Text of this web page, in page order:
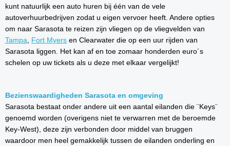
kunt natuurlijk een auto huren bij één van de vele
autoverhuurbedrijven zodat u eigen vervoer heeft. Andere opties
om naar Sarasota te reizen zijn vliegen op de vliegvelden van
Tampa, Fort Myers en Clearwater die op een uur rijden van
Sarasota liggen. Het kan af en toe zomaar honderden euro´s
schelen op uw tickets als u deze met elkaar vergelijkt!
Bezienswaardigheden Sarasota en omgeving
Sarasota bestaat onder andere uit een aantal eilanden die ¨Keys¨
genoemd worden (overigens niet te verwarren met de beroemde
Key-West), deze zijn verbonden door middel van bruggen
waardoor men heel gemakkelijk tussen de eilanden onderling en